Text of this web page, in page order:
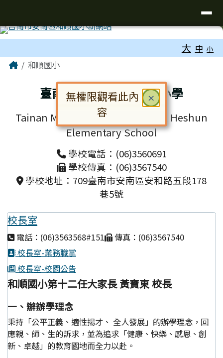
大 中 小
主內容區域
Home和順國小
臺南市安南區和順國民小學
Tainan Municipal Annan District Heshun
Elementary School
學校電話：(06)3560691
學校傳真：(06)3567540
學校地址：709臺南市安南區安和路五段178
巷5號
校長室
電話：(06)3563568#151
傳真：(06)3567540
校長室-業務職掌
校長室-校園公告
和順國小第十二任大家長 黃寶東 校長
一、辦辦學理念
秉持「公平正義、適性揚才、 全人發展」的辦學理念，回
應親、師、生的訴求，並為追求「健康、快樂、感恩、創
新、卓越」的教育園地而全力以赴。
頁尾區域
× 關閉
無權限觀看此內
容
對話框已開啟。請使用 Tab 鍵在